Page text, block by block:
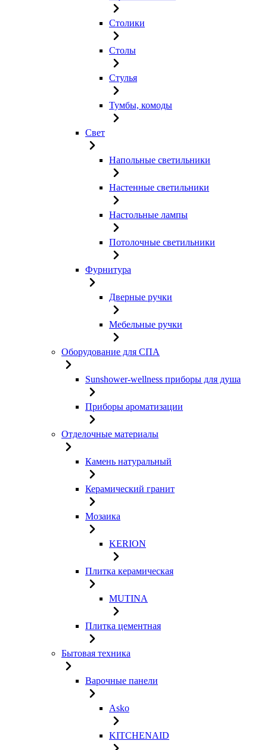
Столики
Столы
Стулья
Тумбы, комоды
Свет
Напольные светильники
Настенные светильники
Настольные лампы
Потолочные светильники
Фурнитура
Дверные ручки
Мебельные ручки
Оборудование для СПА
Sunshower-wellness приборы для душа
Приборы ароматизации
Отделочные материалы
Камень натуральный
Керамический гранит
Мозаика
KERION
Плитка керамическая
MUTINA
Плитка цементная
Бытовая техника
Варочные панели
Asko
KITCHENAID